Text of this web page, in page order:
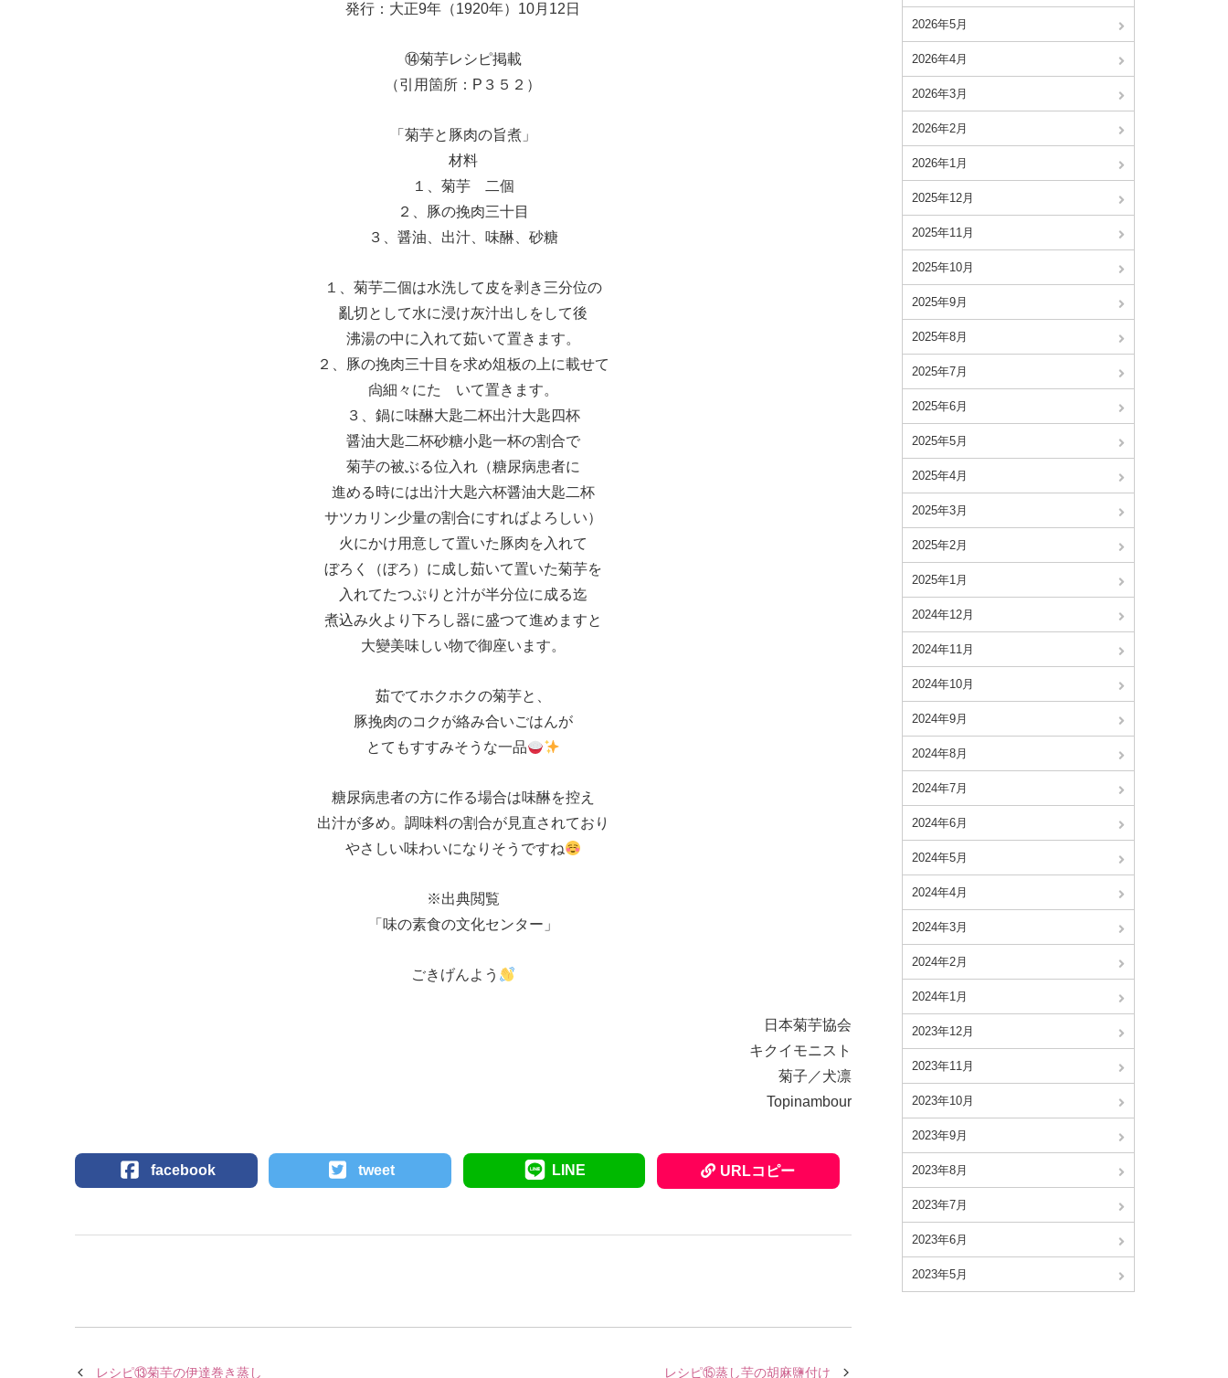
発行：大正9年（1920年）10月12日
⑭菊芋レシピ掲載
（引用箇所：P３５２）
「菊芋と豚肉の旨煮」
材料
１、菊芋 二個
２、豚の挽肉三十目
３、醤油、出汁、味醂、砂糖
１、菊芋二個は水洗して皮を剥き三分位の
亂切として水に浸け灰汁出しをして後
沸湯の中に入れて茹いて置きます。
２、豚の挽肉三十目を求め俎板の上に載せて
尙細々にたゝいて置きます。
３、鍋に味醂大匙二杯出汁大匙四杯
醤油大匙二杯砂糖小匙一杯の割合で
菊芋の被ぶる位入れ（糖尿病患者に
進める時には出汁大匙六杯醤油大匙二杯
サツカリン少量の割合にすればよろしい）
火にかけ用意して置いた豚肉を入れて
ぼろく（ぼろ）に成し茹いて置いた菊芋を
入れてたつぷりと汁が半分位に成る迄
煮込み火より下ろし器に盛つて進めますと
大變美味しい物で御座います。
茹でてホクホクの菊芋と、
豚挽肉のコクが絡み合いごはんが
とてもすすみそうな一品
糖尿病患者の方に作る場合は味醂を控え
出汁が多め。調味料の割合が見直されており
やさしい味わいになりそうですね
※出典閲覧
「味の素食の文化センター」
ごきげんよう
日本菊芋協会
キクイモニスト
菊子／犬凛
Topinambour
facebook tweet LINE URLコピー
レシピ⑬菊芋の伊達巻き蒸し レシピ⑮蒸し芋の胡麻鹽付け
2026年5月
2026年4月
2026年3月
2026年2月
2026年1月
2025年12月
2025年11月
2025年10月
2025年9月
2025年8月
2025年7月
2025年6月
2025年5月
2025年4月
2025年3月
2025年2月
2025年1月
2024年12月
2024年11月
2024年10月
2024年9月
2024年8月
2024年7月
2024年6月
2024年5月
2024年4月
2024年3月
2024年2月
2024年1月
2023年12月
2023年11月
2023年10月
2023年9月
2023年8月
2023年7月
2023年6月
2023年5月